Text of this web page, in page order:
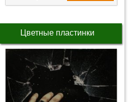
Цветные пластинки